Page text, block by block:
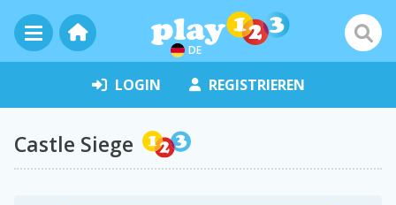
DE
LOGIN REGISTRIEREN
Castle Siege